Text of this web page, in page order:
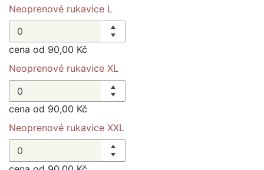
Neoprenové rukavice L
cena od 90,00 Kč
Neoprenové rukavice XL
cena od 90,00 Kč
Neoprenové rukavice XXL